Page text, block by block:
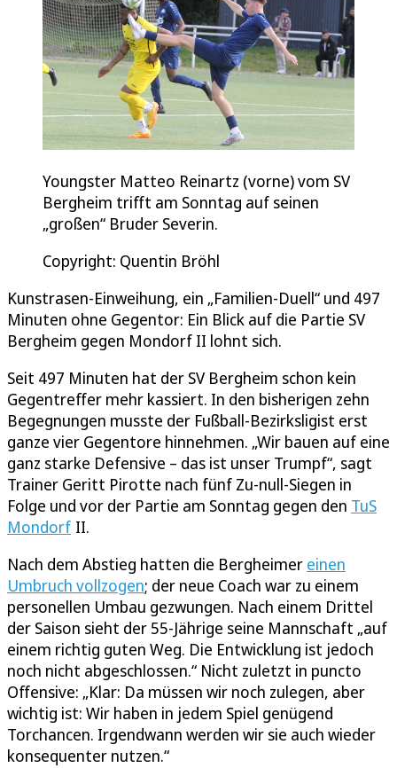
Youngster Matteo Reinartz (vorne) vom SV
Bergheim trifft am Sonntag auf seinen
„großen“ Bruder Severin.
Copyright: Quentin Bröhl
Kunstrasen-Einweihung, ein „Familien-Duell“ und 497
Minuten ohne Gegentor: Ein Blick auf die Partie SV
Bergheim gegen Mondorf II lohnt sich.
Seit 497 Minuten hat der SV Bergheim schon kein
Gegentreffer mehr kassiert. In den bisherigen zehn
Begegnungen musste der Fußball-Bezirksligist erst
ganze vier Gegentore hinnehmen. „Wir bauen auf eine
ganz starke Defensive – das ist unser Trumpf“, sagt
Trainer Geritt Pirotte nach fünf Zu-null-Siegen in
Folge und vor der Partie am Sonntag gegen den TuS
Mondorf II.
Nach dem Abstieg hatten die Bergheimer einen
Umbruch vollzogen; der neue Coach war zu einem
personellen Umbau gezwungen. Nach einem Drittel
der Saison sieht der 55-Jährige seine Mannschaft „auf
einem richtig guten Weg. Die Entwicklung ist jedoch
noch nicht abgeschlossen.“ Nicht zuletzt in puncto
Offensive: „Klar: Da müssen wir noch zulegen, aber
wichtig ist: Wir haben in jedem Spiel genügend
Torchancen. Irgendwann werden wir sie auch wieder
konsequenter nutzen.“